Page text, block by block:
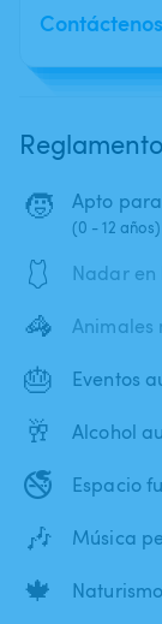
Contáctenos
Reglamento
🧒 Apto
(0 - 12 años)
🩱 Nadar
🦓 Animales
🎂 Eventos
🥂 Alcohol
🚭 Espacio
🎶 Música
🍁